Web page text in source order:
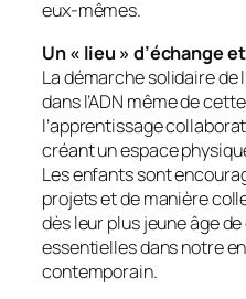
eux-mêmes.
Un « lieu » d’échange
La démarche solidaire de
dans l’ADN même de
l’apprentissage
créant un espace
Les enfants sont
projets et de manière
dès leur plus jeune âge
essentielles dans notre
contemporain.